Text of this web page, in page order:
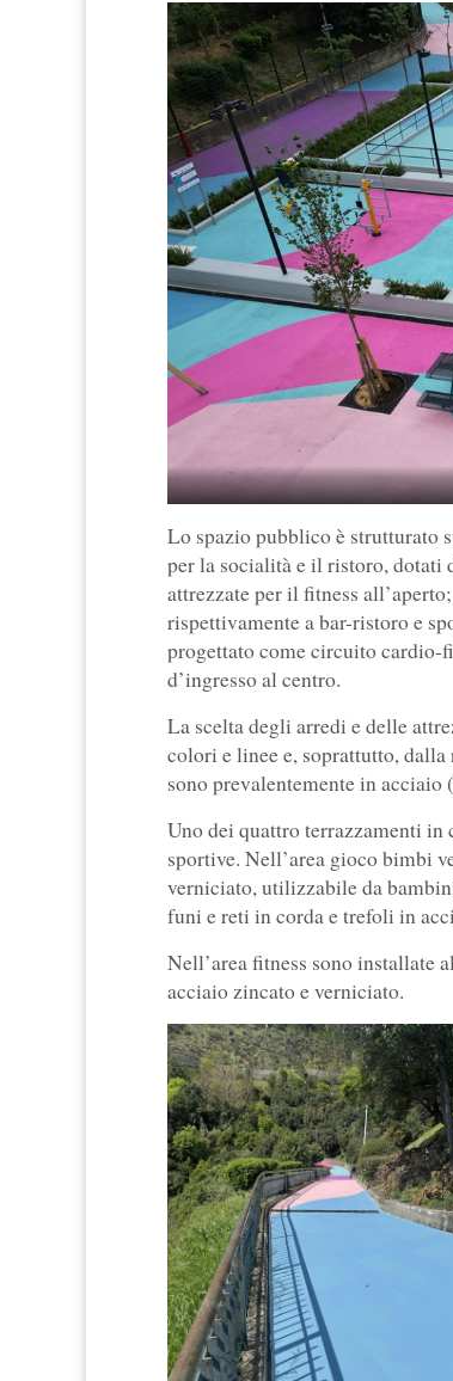
Lo spazio pubblico è strutturato
per la socialità e il ristoro, dotati
attrezzate per il fitness
rispettivamente a bar-ristoro e
progettato come circuito
d’ingresso al centro.
La scelta degli arredi e delle
colori e linee e, soprattutto,
sono prevalentemente in
Uno dei quattro terrazzamenti
sportive. Nell’area gioco bimbi
verniciato, utilizzabile da
funi e reti in corda e trefoli in
Nell’area fitness sono installate
acciaio zincato e verniciato.